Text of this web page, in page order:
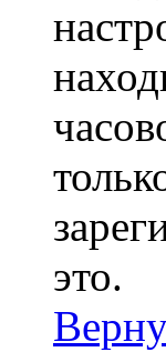
это.